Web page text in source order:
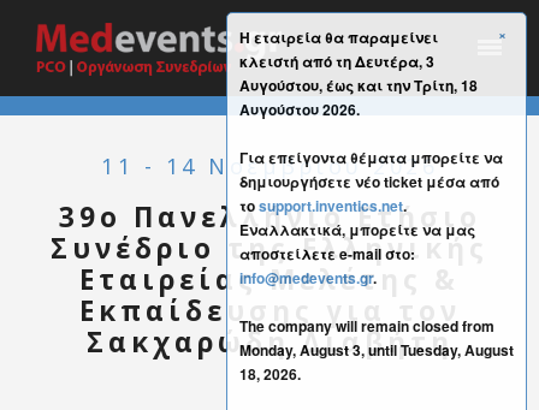
11 - 14 Νοεμβρίου 2026
39o Πανελλήνιο Ετήσιο
Συνέδριο της Ελληνικής
Εταιρείας Μελέτης &
Εκπαίδευσης για τον
Σακχαρώδη Διαβήτη
×
Η εταιρεία θα παραμείνει
κλειστή από τη Δευτέρα, 3
Αυγούστου, έως και την Τρίτη, 18
Αυγούστου 2026.
Για επείγοντα θέματα μπορείτε να
δημιουργήσετε νέο ticket μέσα από
τοsupport.inventics.net.
Εναλλακτικά, μπορείτε να μας
αποστείλετε e-mail στο:
info@medevents.gr.
The company will remain closed from
Monday, August 3, until Tuesday, August
18, 2026.